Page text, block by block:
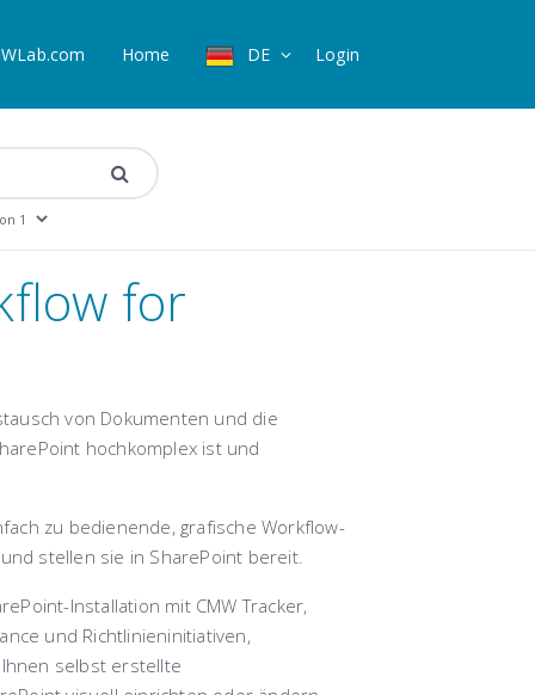
Home DE Login
for
von Dokumenten und die
hochkomplex ist und
zu bedienende, grafische Workflow-
stellen sie in SharePoint bereit.
Installation mit CMW Tracker,
und Richtlinieninitiativen,
selbst erstellte